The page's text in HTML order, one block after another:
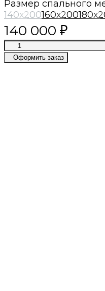
Размер спального
140х200160х200
140 000 ₽
Оформить заказ